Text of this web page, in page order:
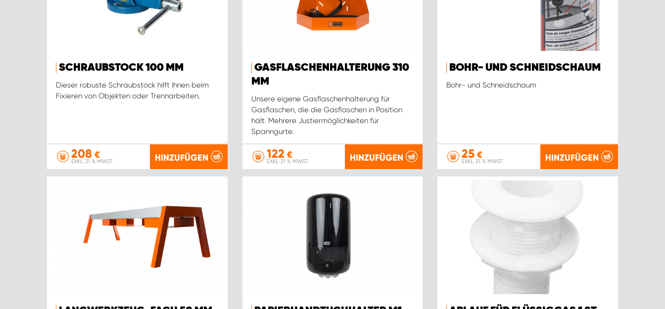
SCHRAUBSTOCK 100 MM
Dieser robuste Schraubstock hilft Ihnen beim
Fixieren von Objekten oder Trennarbeiten.
208 €
EXKL. 21 % MWST. HINZUFÜGEN
GASFLASCHENHALTERUNG 310
MM
Unsere eigene Gasflaschenhalterung für
Gasflaschen, die die Gasflaschen in Position
hält. Mehrere Justiermöglichkeiten für
Spanngurte.
122 €
EXKL. 21 % MWST. HINZUFÜGEN
BOHR- UND SCHNEIDSCHAUM
Bohr- und Schneidschaum
25 €
EXKL. 21 % MWST. HINZUFÜGEN